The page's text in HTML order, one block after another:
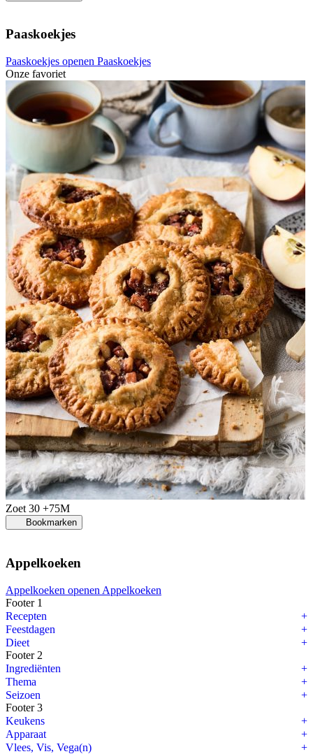
Paaskoekjes
Paaskoekjes openen Paaskoekjes
Onze favoriet
Zoet 30 +75M
Bookmarken
Appelkoeken
Appelkoeken openen Appelkoeken
Footer 1
Recepten
Feestdagen
Dieet
Footer 2
Ingrediënten
Thema
Seizoen
Footer 3
Keukens
Apparaat
Vlees, Vis, Vega(n)